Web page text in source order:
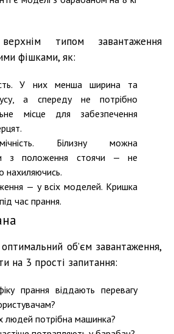
типом завантаження
фішками, як:
У них менша ширина та
а спереду не потрібно
місце для забезпечення
Білизну можна
з положення стоячи — не
нахиляючись.
— у всіх моделей. Кришка
час прання.
об’єм завантаження,
на 3 прості запитання:
прання віддають перевагу
людей потрібна машинка?